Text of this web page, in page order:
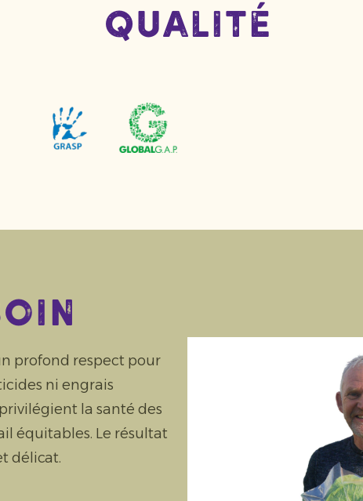
qualité
profond respect pour
ni engrais
la santé des
équitables. Le résultat
délicat.